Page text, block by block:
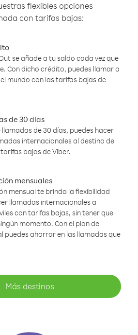
flexibles opciones
con tarifas bajas:
se añade a tu saldo cada vez que
Con dicho crédito, puedes llamar a
mundo con las tarifas bajas de
de 30 días
de 30 días, puedes hacer
internacionales al destino de
bajas de Viber.
mensuales
mensual te brinda la flexibilidad
llamadas internacionales a
con tarifas bajas, sin tener que
momento. Con el plan de
puedes ahorrar en las llamadas que
Más destinos